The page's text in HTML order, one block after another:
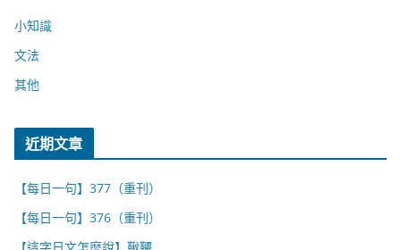
小知識
文法
其他
近期文章
【每日一句】377（重刊）
【每日一句】376（重刊）